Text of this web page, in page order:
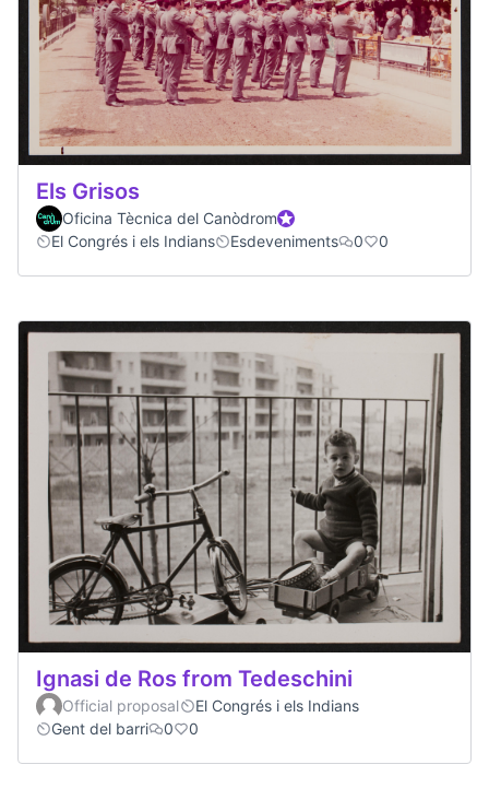
Els Grisos
Oficina Tècnica del CanòdromOfficial participant
El Congrés i els Indians
Esdeveniments 0 0
Ignasi de Ros from Tedeschini
Official proposal
El Congrés i els Indians
Gent del barri
0 0